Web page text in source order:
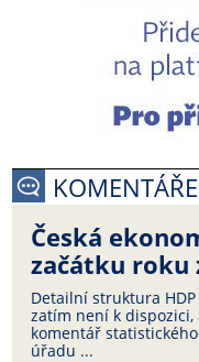
KOMENTÁŘE
Česká
začátku roku
Detailní struktura HDP
zatím není k dispozici,
komentář statistického
úřadu ...